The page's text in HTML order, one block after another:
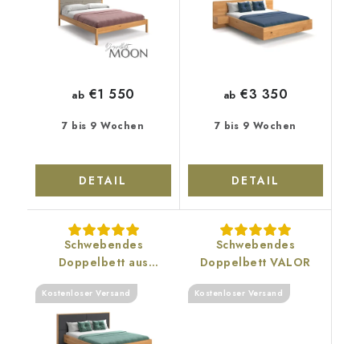
7 bis 9 Wochen
ab €1 550
DETAIL
7 bis 9 Wochen
ab €3 350
DETAIL
Schwebendes
Doppelbett aus
Eiche
Kostenloser Versand
Schwebendes
Doppelbett VALOR
Kostenloser Versand